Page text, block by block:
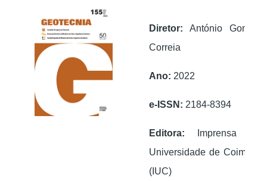
Diretor: António Gomes
Correia
Ano: 2022
e-ISSN: 2184-8394
Editora: Imprensa da
Universidade de Coimbra
(IUC)